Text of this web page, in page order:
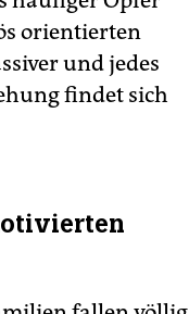
orientierten
und jedes
findet sich